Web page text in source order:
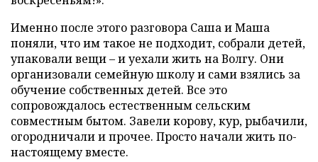
Именно после этого разговора Саша и Маша
поняли, что им такое не подходит, собрали детей,
упаковали вещи – и уехали жить на Волгу. Они
организовали семейную школу и сами взялись за
обучение собственных детей. Все это
сопровождалось естественным сельским
совместным бытом. Завели корову, кур, рыбачили,
огородничали и прочее. Просто начали жить по-
настоящему вместе.